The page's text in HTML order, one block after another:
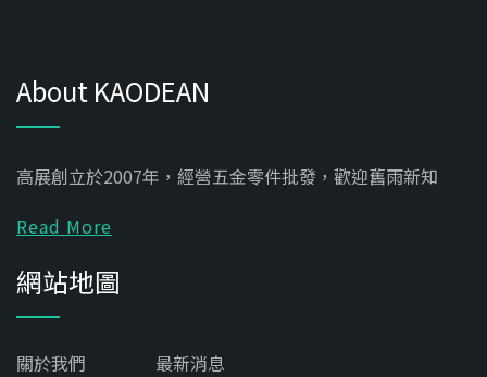
About KAODEAN
高展創立於2007年，經營五金零件批發，歡迎舊雨新知
Read More
網站地圖
關於我們 最新消息